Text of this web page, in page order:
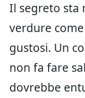
Il segreto sta
verdure
gustosi. Un
non fa fare
dovrebbe